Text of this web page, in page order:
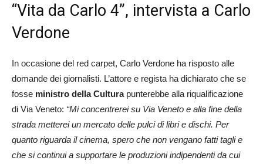
“Vita da Carlo 4”, intervista a Carlo
Verdone
In occasione del red carpet, Carlo Verdone ha risposto alle
domande dei giornalisti. L’attore e regista ha dichiarato che se
fosse ministro della Culturapunterebbe alla riqualificazione
di Via Veneto: “Mi concentrerei su Via Veneto e alla fine della
strada metterei un mercato delle pulci di libri e dischi. Per
quanto riguarda il cinema, spero che non vengano fatti tagli e
che si continui a supportare le produzioni indipendenti da cui